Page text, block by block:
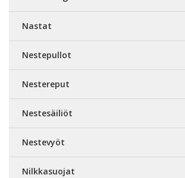
Nastat
Nestepullot
Nestereput
Nestesäiliöt
Nestevyöt
Nilkkasuojat